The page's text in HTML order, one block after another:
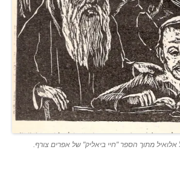
אלואיל מתוך הספר "חיי ביאליק" של אפרים צורף.